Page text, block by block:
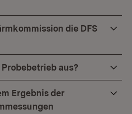
die DFS
aus?
Ergebnis der